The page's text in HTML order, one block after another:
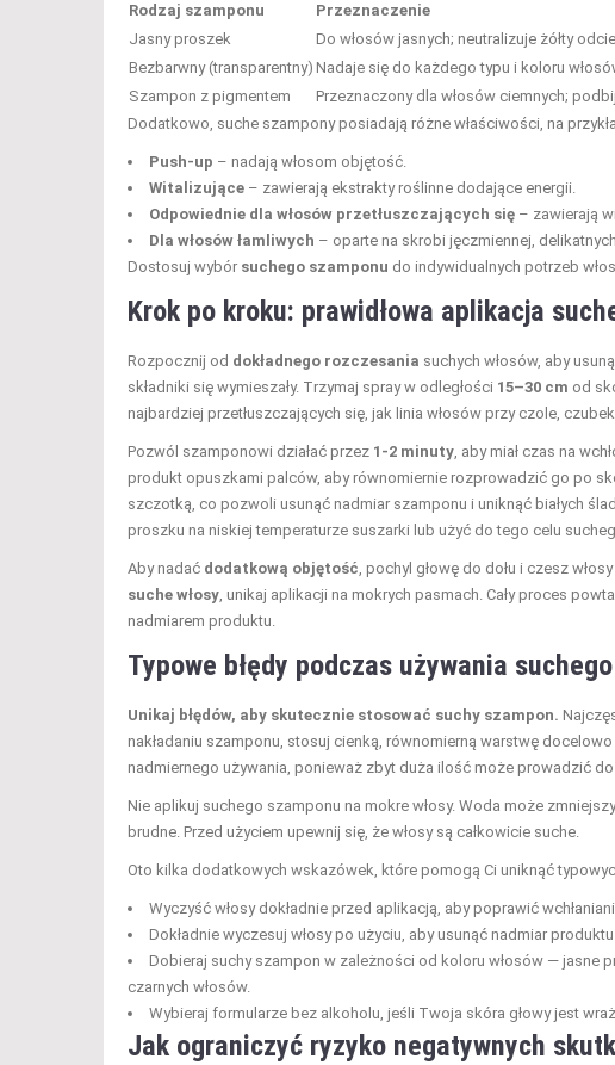
Rodzaj szamponu
Przeznaczenie
Jasny proszek
Do włosów jasnych; neutralizuje żółty
Bezbarwny (transparentny) Nadaje się do każdego typu i koloru
Szampon z pigmentem
Przeznaczony dla włosów ciemnych;
Dodatkowo, suche szampony posiadają różne właściwości, na
Push-up – nadają włosom objętość.
Witalizujące – zawierają ekstrakty roślinne dodające energii.
Odpowiednie dla włosów przetłuszczających się – zawierają
Dla włosów łamliwych – oparte na skrobi jęczmiennej,
Dostosuj wybór suchego szamponu do indywidualnych potrzeb
Krok po kroku: prawidłowa aplikacja
Rozpocznij od dokładnego rozczesania suchych włosów, aby
składniki się wymieszały. Trzymaj spray w odległości 15–30 cm od
najbardziej przetłuszczających się, jak linia włosów przy czole,
Pozwól szamponowi działać przez 1-2 minuty, aby miał czas na
produkt opuszkami palców, aby równomiernie rozprowadzić go po
szczotką, co pozwoli usunąć nadmiar szamponu i uniknąć białych
proszku na niskiej temperaturze suszarki lub użyć do tego celu
Aby nadać dodatkową objętość, pochyl głowę do dołu i czesz
suche włosy, unikaj aplikacji na mokrych pasmach. Cały proces
nadmiarem produktu.
Typowe błędy podczas używania
Unikaj błędów, aby skutecznie stosować suchy szampon.
nakładaniu szamponu, stosuj cienką, równomierną warstwę
nadmiernego używania, ponieważ zbyt duża ilość może prowadzić
Nie aplikuj suchego szamponu na mokre włosy. Woda może
brudne. Przed użyciem upewnij się, że włosy są całkowicie suche.
Oto kilka dodatkowych wskazówek, które pomogą Ci uniknąć
Wyczyść włosy dokładnie przed aplikacją, aby poprawić
Dokładnie wyczesuj włosy po użyciu, aby usunąć nadmiar
Dobieraj suchy szampon w zależności od koloru włosów — jasne
czarnych włosów.
Wybieraj formularze bez alkoholu, jeśli Twoja skóra głowy jest
Jak ograniczyć ryzyko negatywnych